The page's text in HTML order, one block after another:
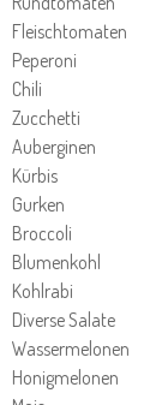
Fleischtomaten
Peperoni
Chili
Zucchetti
Auberginen
Kürbis
Gurken
Broccoli
Blumenkohl
Kohlrabi
Diverse Salate
Wassermelonen
Honigmelonen